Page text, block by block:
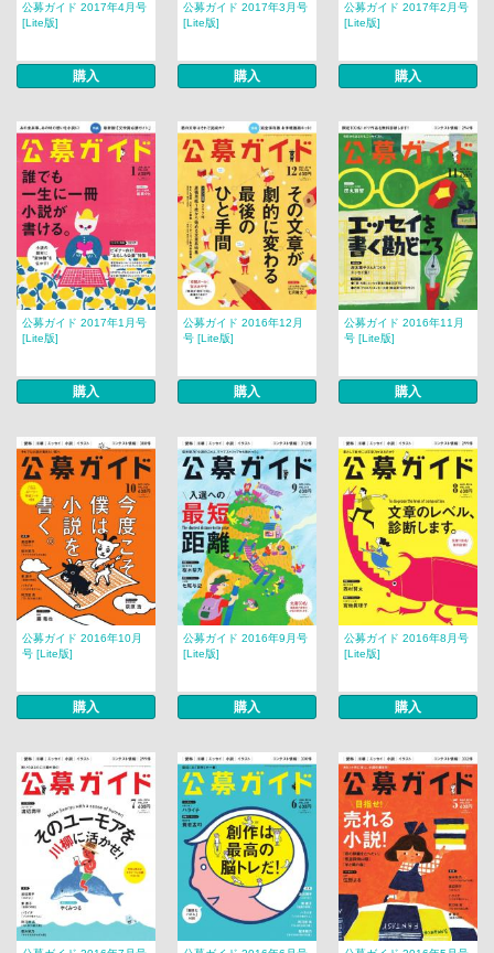
公募ガイド 2017年4月号
[Lite版]
購入
公募ガイド 2017年3月号
[Lite版]
購入
公募ガイド 2017年2月号
[Lite版]
購入
公募ガイド 2017年1月号
[Lite版]
購入
公募ガイド 2016年12月
号 [Lite版]
購入
公募ガイド 2016年11月
号 [Lite版]
購入
公募ガイド 2016年10月
号 [Lite版]
購入
公募ガイド 2016年9月号
[Lite版]
購入
公募ガイド 2016年8月号
[Lite版]
購入